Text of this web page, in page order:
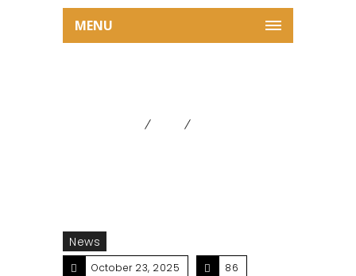
MENU
News
October 23, 2025 86